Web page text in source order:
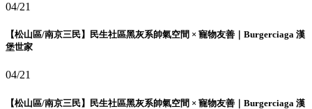
04/21
【松山區/南京三民】民生社區黑灰系帥氣空間 × 寵物友善｜Burgerciaga 漢
堡世家
04/21
【松山區/南京三民】民生社區黑灰系帥氣空間 × 寵物友善｜Burgerciaga 漢